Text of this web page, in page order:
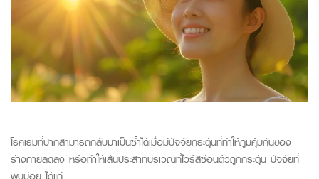
โรคเริมที่ปากสามารถกลับมาเป็นซ้ำได้เมื่อมีปัจจัยกระตุ้นที่ทำให้ภูมิคุ้มกันของ
ร่างกายลดลง หรือทำให้เส้นประสาทบริเวณที่ไวรัสซ่อนตัวถูกกระตุ้น ปัจจัยที่